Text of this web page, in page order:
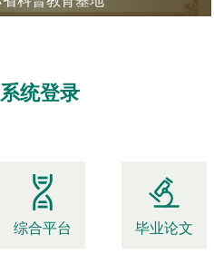
系统登录
综合平台 毕业论文